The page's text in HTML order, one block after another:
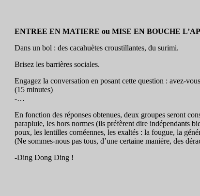
ENTREE EN MATIERE ou MISE EN BOUCHE
Dans un bol : des cacahuètes croustillantes, du surimi.
Brisez les barrières sociales.
Engagez la conversation en posant cette question : avez-
(15 minutes)
-…
En fonction des réponses obtenues, deux groupes seront
parapluie, les hors normes (ils préfèrent dire indépendants
poux, les lentilles cornéennes, les exaltés : la fougue, la
(Ne sommes-nous pas tous, d’une certaine manière, des
-Ding Dong Ding !